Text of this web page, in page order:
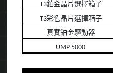
T3鉑金晶片選擇箱子
T3彩色晶片選擇箱子
真實鉑金驅動器
UMP 5000